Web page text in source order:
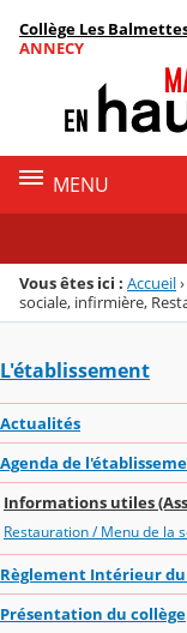
Menu de la
Contenu
Collège Les
ANNECY
MENU
Vous êtes ici : Accueil›
sociale, infirmière,
L'établissement
Actualités
Agenda de
Informations utiles
Restauration / Menu de la
Règlement Intérieur du
Présentation du collège